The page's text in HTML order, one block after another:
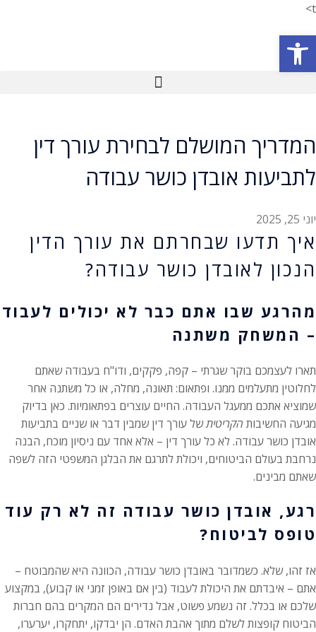
t>
המדריך המושלם לבחירת עורך דין
לתביעות אובדן כושר עבודה
יוני 25, 2025
איך תדעו שבחרתם את עורך הדין
הנכון לאובדן כושר עבודה?
מהרגע שבו אתם כבר לא יכולים לעבוד
– המשחק משתנה
תארו לעצמכם בוקר שגרתי – קפה, פקקים, ודו"ח בעבודה שאתם
לחלוטין מתעלמים ממנו. ופתאום: תאונה, מחלה, או כל משתנה אחר
שמוציא אתכם ממעגל העבודה. החיים עוצרים בפתאומיות. כאן בדיוק
מגיעה החשיבות הקריטיתשל עורך דין שמבין דבר או שניים בתביעות
אובדן כושר עבודה. לא כל עורך דין – אלא אחד עם ניסיון מוכח, הבנה
נרחבת בעולם הביטוחים, ויכולת לתרגם את הבלגן המשפטי הזה לשפה
שאתם מבינים.
רגע, אובדן כושר עבודה זה לא רק עוד
טופס לביטוח?
אז זהו, שלא. כשמדובר באובדן כושר עבודה, הכוונה היא שהמבוטח –
אתם – איבדתם את היכולת לעבוד (בין אם באופן זמני או קבוע), במקצוע
שלכם או בכלל. זה נשמע פשוט, אבל נדירים הם המקרים בהם חברות
הביטוח קופצות לשלם מתוך אהבת האדם. הן יבדקו, יתחקרו, יערערו,
פתח סרגל נגישות